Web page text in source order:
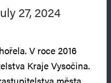
27, 2024
V roce 2016
Kraje Vysočina.